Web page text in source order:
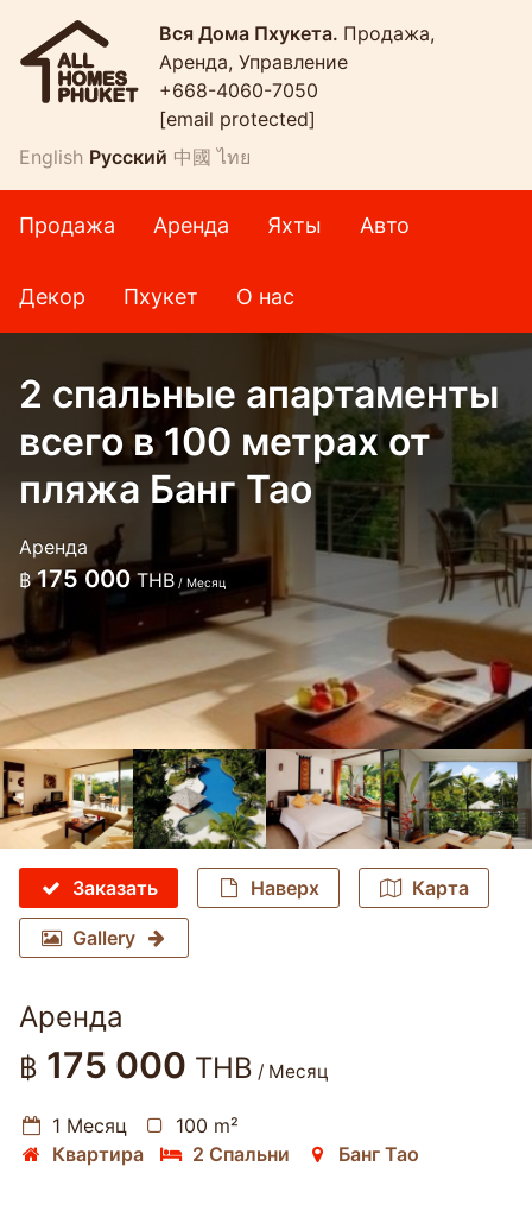
Вся Дома Пхукета. Продажа,
Аренда, Управление
+668-4060-7050
[email protected]
English Русский 中國 ไทย
Продажа Аренда Яхты Авто
Декор Пхукет О нас
2 спальные апартаменты
всего в 100 метрах от
пляжа Банг Тао
Аренда
฿ 175 000THB / Месяц
Заказать Наверх Карта
Gallery
Аренда
฿ 175 000 THB / Месяц
1 Месяц
100 m²
Квартира
2 Спальни Банг Тао